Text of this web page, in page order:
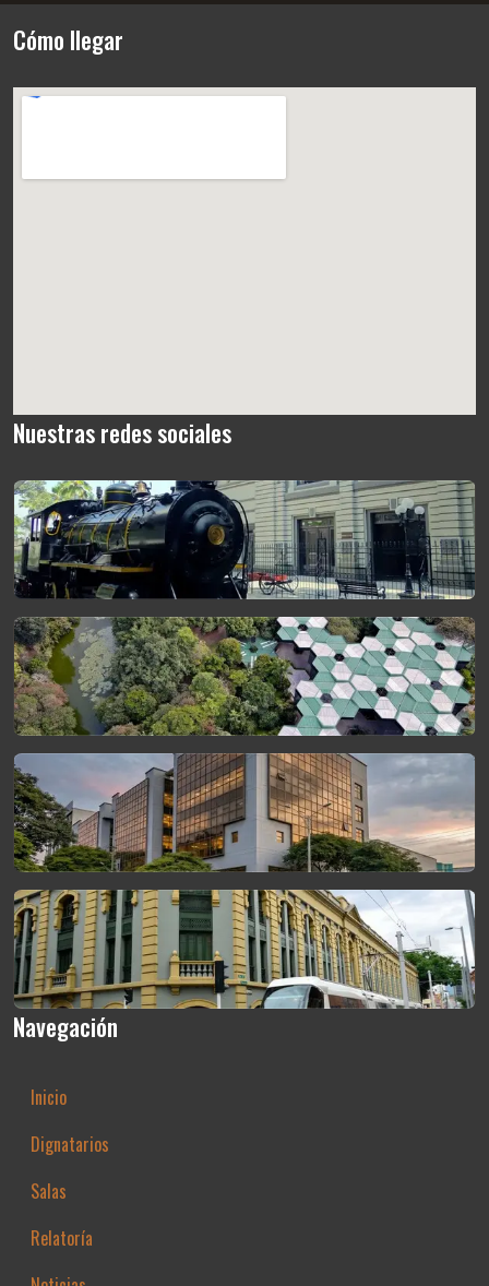
Cómo llegar
Nuestras redes sociales
Navegación
Inicio
Dignatarios
Salas
Relatoría